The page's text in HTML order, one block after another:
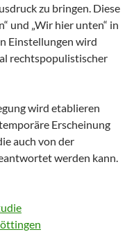
zu bringen. Diese
und „Wir hier unten“ in
Einstellungen wird
rechtspopulistischer
wird etablieren
Erscheinung
auch von der
werden kann.